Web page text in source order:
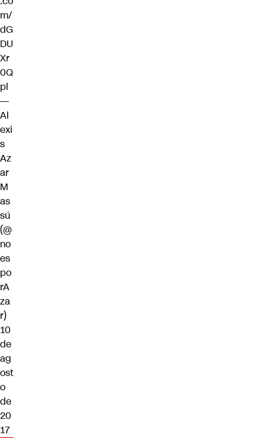
m/
dG
DU
Xr
0Q
pl
—
Al
exi
s
Az
ar
M
as
sú
(@
no
es
po
rA
za
r)
10
de
ag
ost
o
de
20
17